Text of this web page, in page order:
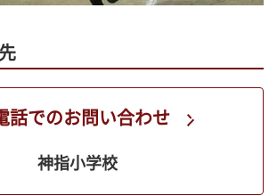
話でのお問い合わせ
神指小学校